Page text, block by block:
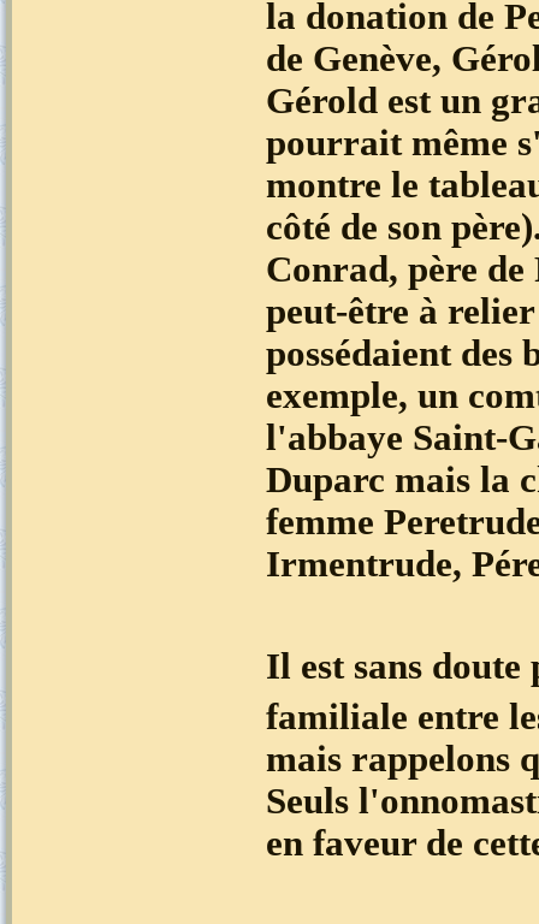
la donation de
de Genève,
Gérold est un
pourrait même
montre le
côté de son
Conrad, père de
peut-être à
possédaient des
exemple, un
l'abbaye Saint-
Duparc mais la
femme
Irmentrude,
Il est sans
familiale entre
mais rappelons
Seuls
en faveur de